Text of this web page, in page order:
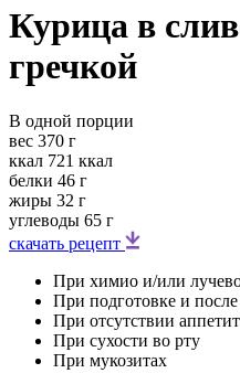
Курица в
гречкой
В одной порции
вес 370 г
ккал 721 ккал
белки 46 г
жиры 32 г
углеводы 65 г
скачать рецепт
При химио и/или
При подготовке и
При отсутствии
При сухости во рту
При мукозитах